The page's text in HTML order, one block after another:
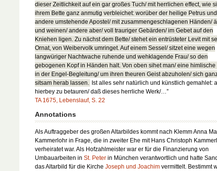
dieser Zeitlichkeit auf ein gar großes Tuch/ mit herrlichen effect, wie
ihrem Bette ganz anmutig verbleichet: worüber der heilige Petrus und
andere umstehende Apostel/ mit zusammengeschlagenen Händen/
und weinen/ andere aber/ voll trauriger Gebärden/ im Gebet auf den
Kniehen ligen. Zu nächst dem Bette/ stehet ein entrüsteter Levit mit
Ornat, von Weibervolk umringet. Auf einem Sessel/ sitzet eine wegen
langwüriger Nachtwache ruhende und wehklagende Frau/ so den
gebogenen Kopf in Händen halt. Von oben sihet man/ eine himlische
in der Engel-Begleitung/ um ihren theuren Geist abzuholen/ sich
sitsam herab lassen. Ist alles sehr natürlich und künstlich gemahlet:
hierbey zu betauren/ daß dieses herrliche Werk/…”
TA 1675, Lebenslauf, S. 22
Annotations
Als Auftraggeber des großen Altarbildes kommt nach Klemm Anna
Kammerlohr in Frage, die in zweiter Ehe mit Hans Christoph
verheiratet war. Als Hofzahlmeister war er für die Finanzierung von
Umbauarbeiten in St. Peter in München verantwortlich und hatte
das Altarbild für die Kirche Joseph und Joachim vermittelt. Bestimmt